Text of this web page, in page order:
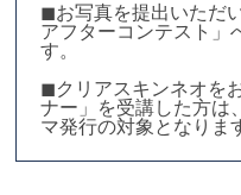
◼︎お写真を提出いただ
アフターコンテスト」
す。
◼︎クリアスキンネオを
ナー」を受講した方は
マ発行の対象となりま